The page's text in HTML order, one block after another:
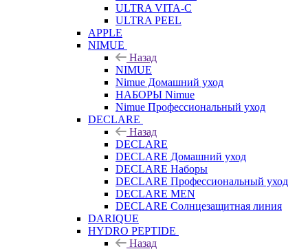
ULTRA VITA-C
ULTRA PEEL
APPLE
NIMUE
Назад
NIMUE
Nimue Домашний уход
НАБОРЫ Nimue
Nimue Профессиональный уход
DECLARE
Назад
DECLARE
DECLARE Домашний уход
DECLARE Наборы
DECLARE Профессиональный уход
DECLARE MEN
DECLARE Солнцезащитная линия
DARIQUE
HYDRO PEPTIDE
Назад